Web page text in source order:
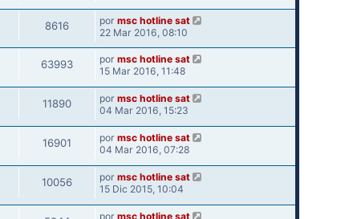
8616 por msc hotline sat
22 Mar 2016, 08:10
63993 por msc hotline sat
15 Mar 2016, 11:48
11890 por msc hotline sat
04 Mar 2016, 15:23
16901 por msc hotline sat
04 Mar 2016, 07:28
10056 por msc hotline sat
15 Dic 2015, 10:04
por msc hotline sat